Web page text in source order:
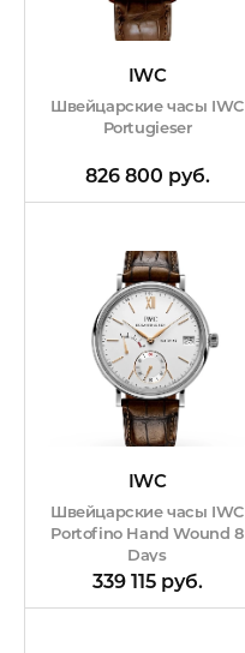
IWC
Швейцарские часы IWC
Portugieser
826 800 руб.
IWC
Швейцарские часы IWC
Portofino Hand Wound 8
Days
339 115 руб.